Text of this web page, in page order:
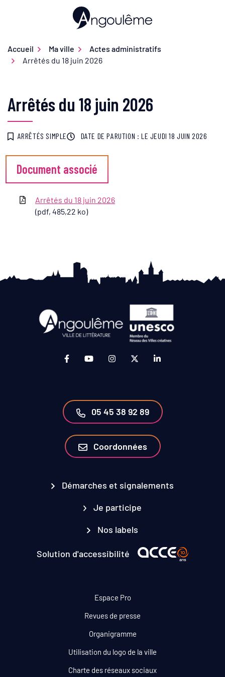
Ville d'Angoulême
Accueil Ma ville
Actes administratifs
Arrêtés du 18 juin 2026
Arrêtés du 18 juin 2026
ARRÊTÉS SIMPLE DATE DE PARUTION : LE JEUDI 18 JUIN 2026
Document associé
Arrêtés du 18 juin 2026
(pdf, 485,22 ko)
Lien vers le compte Facebook (ouverture
Lien vers la chaîne Youtube
Lien vers le compte
Lien vers le compte
Lien vers le
05 45 38 92 89
Coordonnées
Démarches et signalements
Je participe
Nos labels
Solution d'accessibilité
Espace Pro
Revues de presse
Organigramme
Utilisation du logo de la ville
Charte des réseaux sociaux